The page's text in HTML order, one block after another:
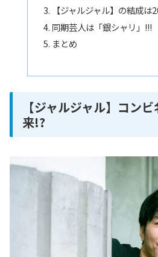
【ジャルジャル】の結成は
同期芸人は「銀シャリ」!!!
まとめ
【ジャルジャル】コン
来!?